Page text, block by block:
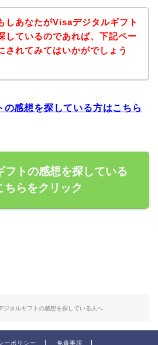
しあなたがVisaデジタルギフト
しているのであれば、下記ペー
されてみてはいかがでしょう
感想を探している方はこちら
フトの感想を探している
ちらをクリック
ジタルギフトの感想を探している人へ
ーポリシー 免責事項